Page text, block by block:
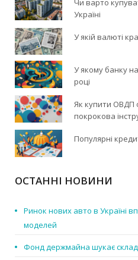
Україні
У якій валюті
У якому банку
році
Як купити ОВДП
покрокова
Популярні
ОСТАННІ НОВИНИ
Ринок нових авто в Україні
моделей
Фонд держмайна шукає